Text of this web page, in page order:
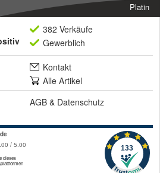
Platin
382 Verkäufe
Gewerblich
Kontakt
Alle Artikel
AGB & Datenschutz